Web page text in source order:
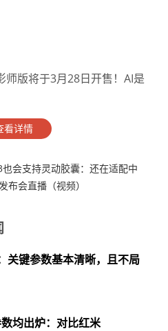
版将于3月28日开售！AI是
看详情
会支持灵动胶囊：还在适配中
布会直播（视频）
关键参数基本清晰，且不局
均出炉：对比红米